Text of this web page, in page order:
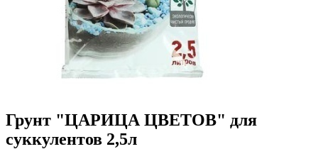
Грунт "ЦАРИЦА ЦВЕТОВ" для
суккулентов 2,5л